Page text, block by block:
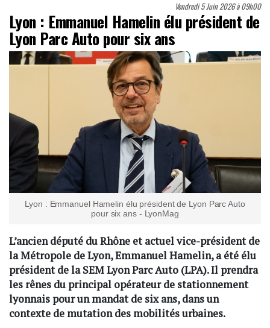
Vendredi 5 Juin 2026 à 09h00
Lyon : Emmanuel Hamelin élu président de
Lyon Parc Auto pour six ans
Lyon : Emmanuel Hamelin élu président de Lyon Parc Auto
pour six ans - LyonMag
L’ancien député du Rhône et actuel vice-président de
la Métropole de Lyon, Emmanuel Hamelin, a été élu
président de la SEM Lyon Parc Auto (LPA). Il prendra
les rênes du principal opérateur de stationnement
lyonnais pour un mandat de six ans, dans un
contexte de mutation des mobilités urbaines.